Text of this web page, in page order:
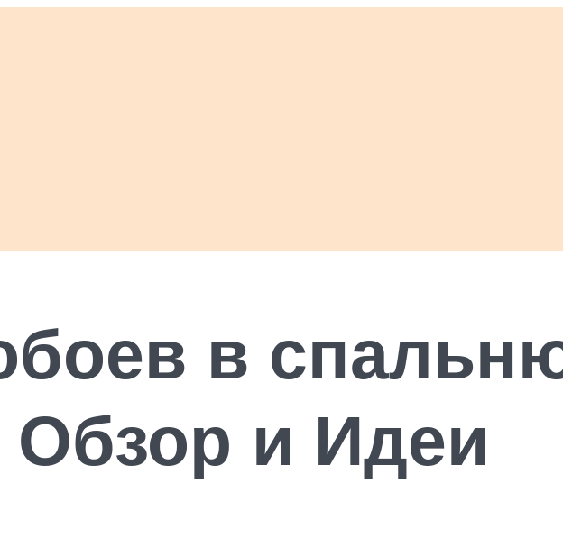
в
Обзор и Идеи